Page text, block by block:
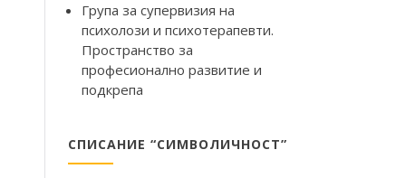
Група за супервизия на
психолози и психотерапевти.
Пространство за
професионално развитие и
подкрепа
СПИСАНИЕ “СИМВОЛИЧНОСТ”